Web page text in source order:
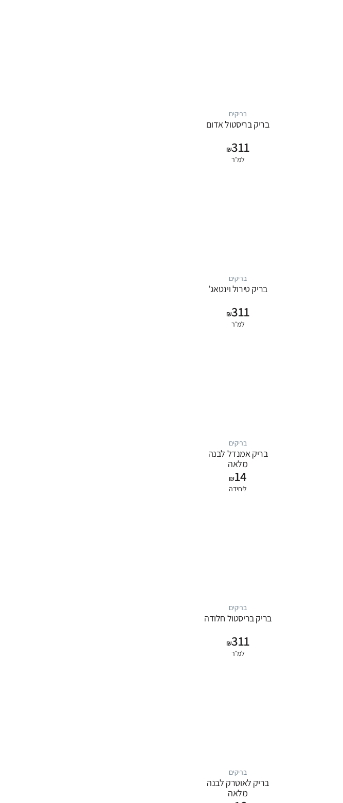
בריקים
בריק בריסטול אדום
₪311
למ״ר
בריקים
בריק טירול וינטאג’
₪311
למ״ר
בריקים
בריק אמנדל לבנה
מלאה
₪14
ליחידה
בריקים
בריק בריסטול חלודה
₪311
למ״ר
בריקים
בריק לאוטרק לבנה
מלאה